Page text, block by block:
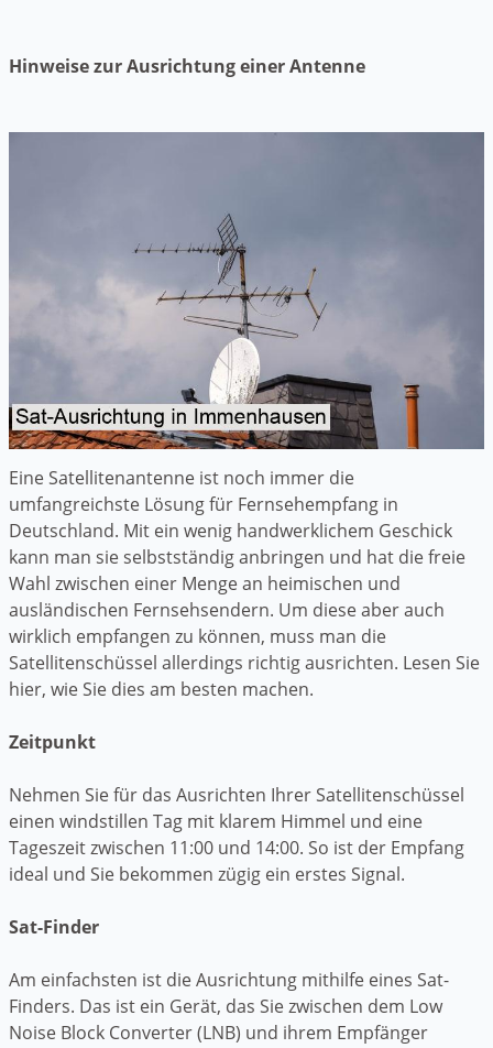
Hinweise zur Ausrichtung einer Antenne
Eine Satellitenantenne ist noch immer die
umfangreichste Lösung für Fernsehempfang in
Deutschland. Mit ein wenig handwerklichem Geschick
kann man sie selbstständig anbringen und hat die freie
Wahl zwischen einer Menge an heimischen und
ausländischen Fernsehsendern. Um diese aber auch
wirklich empfangen zu können, muss man die
Satellitenschüssel allerdings richtig ausrichten. Lesen Sie
hier, wie Sie dies am besten machen.
Zeitpunkt
Nehmen Sie für das Ausrichten Ihrer Satellitenschüssel
einen windstillen Tag mit klarem Himmel und eine
Tageszeit zwischen 11:00 und 14:00. So ist der Empfang
ideal und Sie bekommen zügig ein erstes Signal.
Sat-Finder
Am einfachsten ist die Ausrichtung mithilfe eines Sat-
Finders. Das ist ein Gerät, das Sie zwischen dem Low
Noise Block Converter (LNB) und ihrem Empfänger